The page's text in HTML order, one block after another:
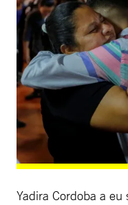
Yadira Cordoba a